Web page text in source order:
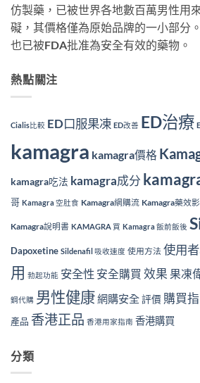
仿製藥，已被世界各地數百萬男性用
礙，其價格僅為原始品牌的一小部分
也已被FDA批准為安全有效的藥物。
熱點關注
Cialis比較 ED口服果凍 ED改善 ED治療
kamagra kamagra價格
kamagra吃法 kamagra成分
哥 Kamagra 空肚食 Kamagra網購流 Kamagra藥效
Kamagra說明書 KAMAGRA 買 Kamagra 飯前飯後
Dapoxetine Sildenafil 吸收速度 使用方法 使用
用 勃起功能 安全性 安全購買 效果 果凍
鋼代購 男性健康網購安全評價 購買
產品 香港正品 香港用家指南 香港購買
分類